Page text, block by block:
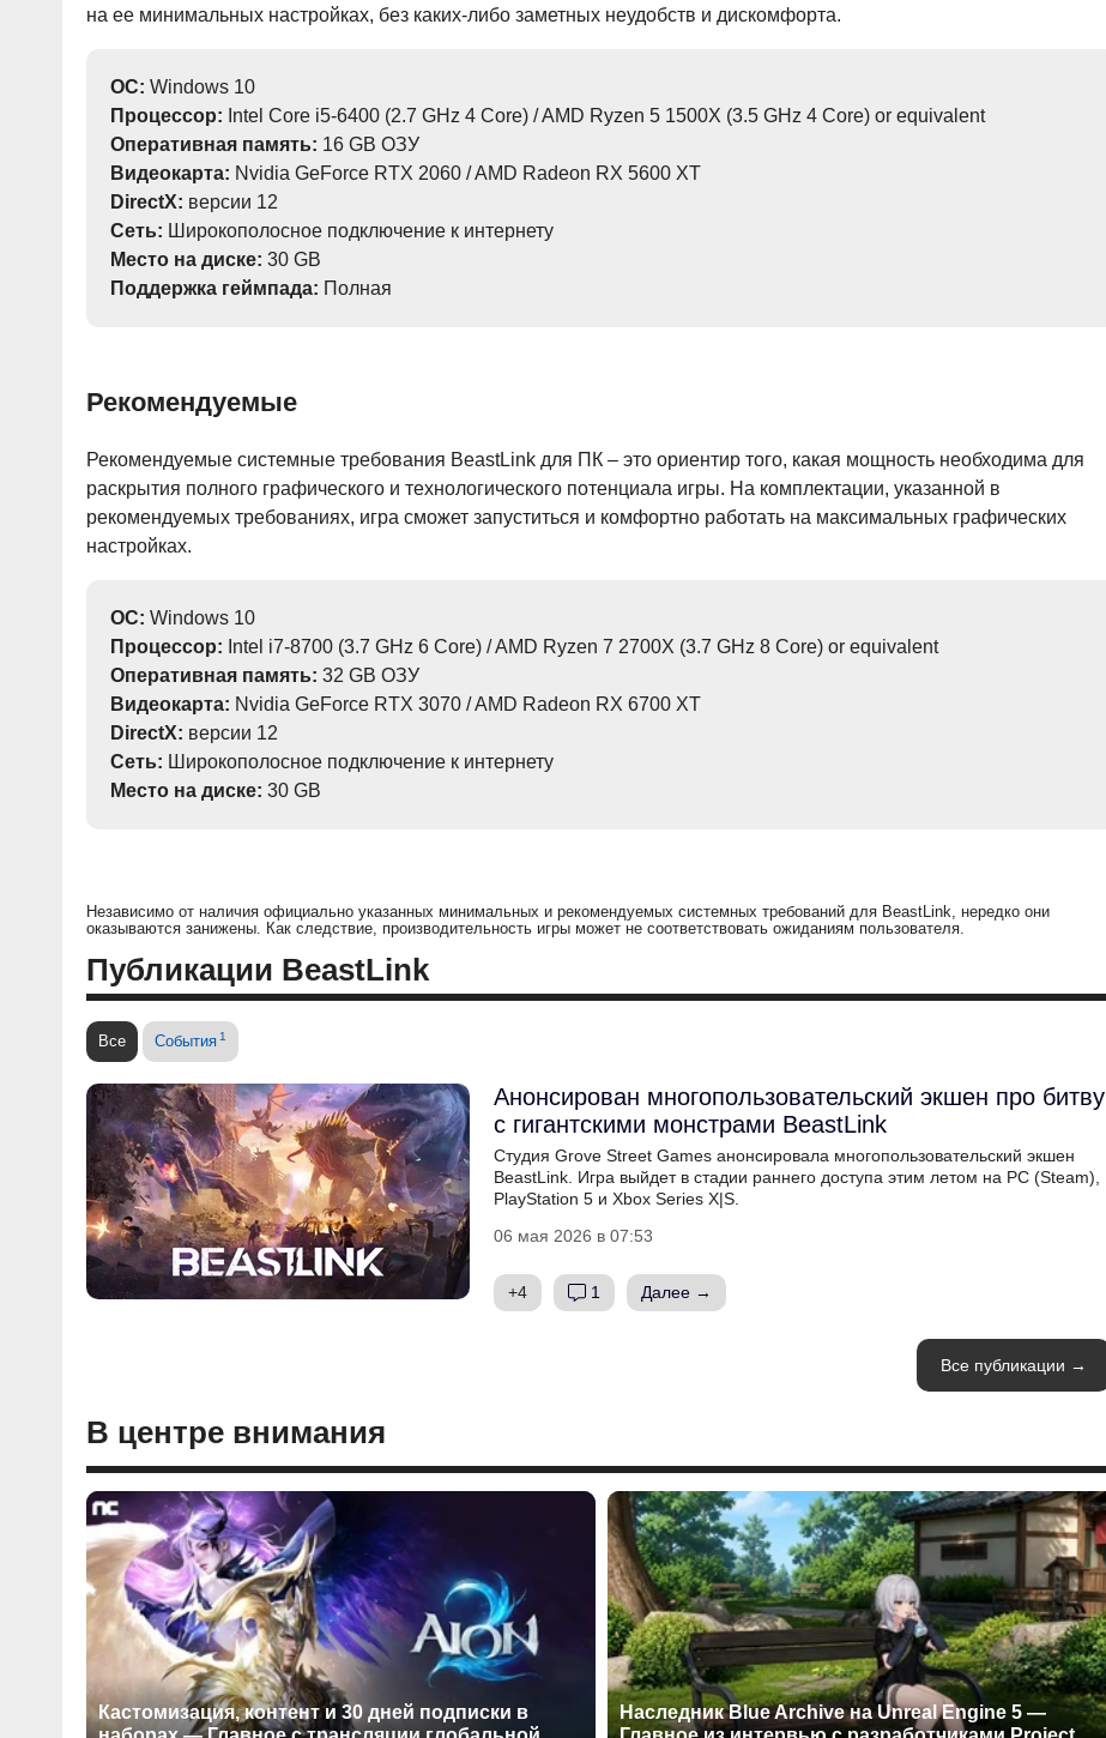
на ее минимальных настройках, без каких-либо заметных неудобств и дискомфорта.
ОС: Windows 10
Процессор: Intel Core i5-6400 (2.7 GHz 4 Core) / AMD Ryzen 5 1500X (3.5 GHz 4 Core) or equivalent
Оперативная память: 16 GB ОЗУ
Видеокарта: Nvidia GeForce RTX 2060 / AMD Radeon RX 5600 XT
DirectX: версии 12
Сеть: Широкополосное подключение к интернету
Место на диске: 30 GB
Поддержка геймпада: Полная
Рекомендуемые
Рекомендуемые системные требования BeastLink для ПК – это ориентир того, какая мощность необходима для
раскрытия полного графического и технологического потенциала игры. На комплектации, указанной в
рекомендуемых требованиях, игра сможет запуститься и комфортно работать на максимальных графических
настройках.
ОС: Windows 10
Процессор: Intel i7-8700 (3.7 GHz 6 Core) / AMD Ryzen 7 2700X (3.7 GHz 8 Core) or equivalent
Оперативная память: 32 GB ОЗУ
Видеокарта: Nvidia GeForce RTX 3070 / AMD Radeon RX 6700 XT
DirectX: версии 12
Сеть: Широкополосное подключение к интернету
Место на диске: 30 GB
Независимо от наличия официально указанных минимальных и рекомендуемых системных требований для BeastLink, нередко они
оказываются занижены. Как следствие, производительность игры может не соответствовать ожиданиям пользователя.
Публикации BeastLink
Все События 1
Анонсирован многопользовательский экшен про битву
с гигантскими монстрами BeastLink
Студия Grove Street Games анонсировала многопользовательский экшен
BeastLink. Игра выйдет в стадии раннего доступа этим летом на PC (Steam),
PlayStation 5 и Xbox Series X|S.
06 мая 2026 в 07:53
+4 1 Далее →
Все публикации →
В центре внимания
Кастомизация, контент и 30 дней подписки в
Наследник Blue Archive на Unreal Engine 5 —